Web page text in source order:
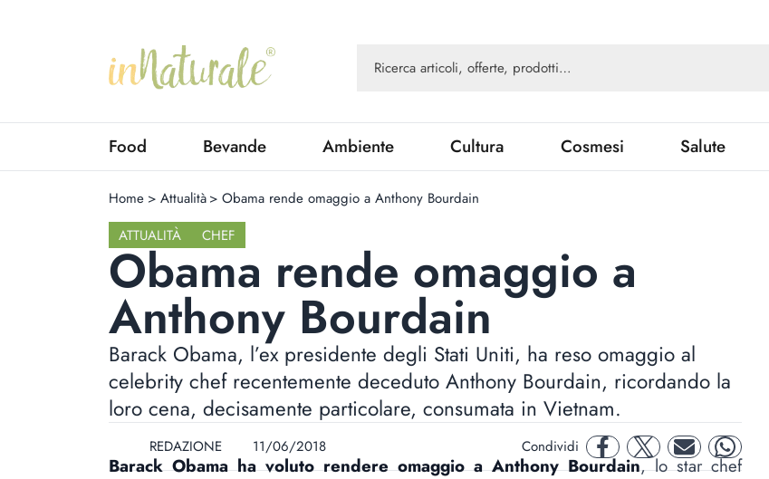
Food Bevande Ambiente Cultura Cosmesi Salute
Home > Attualità > Obama rende omaggio a Anthony Bourdain
ATTUALITÀ
CHEF
Obama rende omaggio a
Anthony Bourdain
Barack Obama, l’ex presidente degli Stati Uniti, ha reso omaggio al
celebrity chef recentemente deceduto Anthony Bourdain, ricordando la
loro cena, decisamente particolare, consumata in Vietnam.
REDAZIONE 11/06/2018 Condividi facebooktwitter mail whatsapp
Barack Obama ha voluto rendere omaggio a Anthony Bourdain, lo star chef